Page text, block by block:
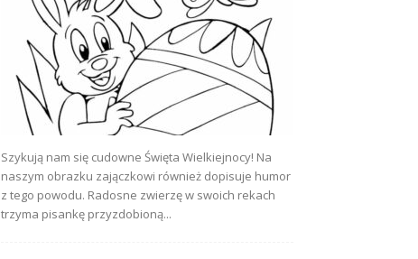
Szykują nam się cudowne Święta Wielkiejnocy! Na
naszym obrazku zajączkowi również dopisuje humor
z tego powodu. Radosne zwierzę w swoich rekach
trzyma pisankę przyzdobioną...